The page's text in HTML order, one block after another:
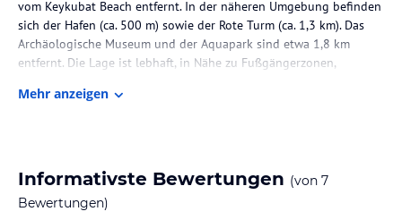
vom Keykubat Beach entfernt. In der näheren Umgebung befinden
sich der Hafen (ca. 500 m) sowie der Rote Turm (ca. 1,3 km). Das
Archäologische Museum und der Aquapark sind etwa 1,8 km
entfernt. Die Lage ist lebhaft, in Nähe zu Fußgängerzonen,
Balkon mit Sitzgelegenheit. Die Standardzimmer (Premium
Standart City, Premium Standart Sea View und Premium Standart
Mehr anzeigen
Informativste Bewertungen (von 7
Bewertungen)